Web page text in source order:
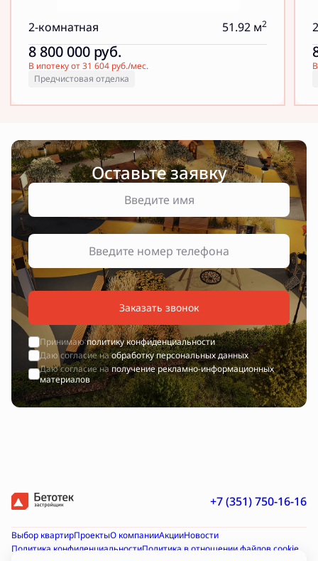
2-комнатная 51.92 м2
8 800 000 руб.
В ипотеку от 31 604 руб./мес.
Предчистовая отделка
Оставьте заявку
Заказать звонок
Принимаюполитику конфиденциальности
Даю согласие наобработку персональных данных
Даю согласие наполучение рекламно-информационных
материалов
+7 (351) 750-16-16
Выбор квартирПроектыО компанииАкцииНовости
Политика конфиденциальностиПолитика в отношении файлов cookie